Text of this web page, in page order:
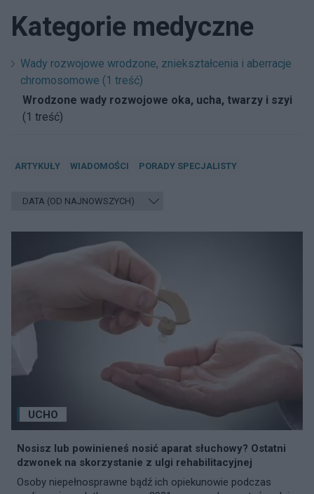
Kategorie medyczne
Wady rozwojowe wrodzone, zniekształcenia i aberracje
chromosomowe (1 treść)
Wrodzone wady rozwojowe oka, ucha, twarzy i szyi
(1 treść)
ARTYKUŁY WIADOMOŚCI PORADY SPECJALISTY
UCHO
Nosisz lub powinieneś nosić aparat słuchowy? Ostatni
dzwonek na skorzystanie z ulgi rehabilitacyjnej
Osoby niepełnosprawne bądź ich opiekunowie podczas